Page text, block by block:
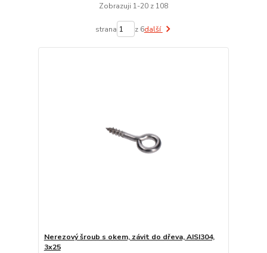
Zobrazuji 1-20 z 108
strana z 6další
Nerezový šroub s okem, závit do dřeva, AISI304,
3x25